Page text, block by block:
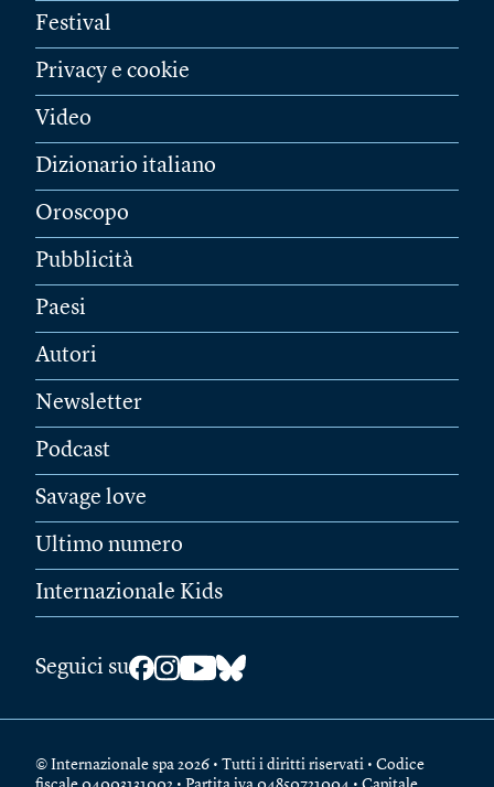
Festival
Privacy e cookie
Video
Dizionario italiano
Oroscopo
Pubblicità
Paesi
Autori
Newsletter
Podcast
Savage love
Ultimo numero
Internazionale Kids
Seguici su
© Internazionale spa 2026 • Tutti i diritti riservati • Codice